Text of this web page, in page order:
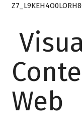
Web